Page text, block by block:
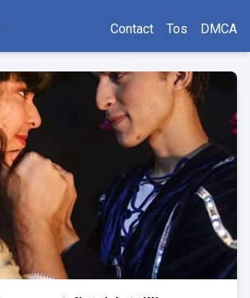
Contact Tos DMCA